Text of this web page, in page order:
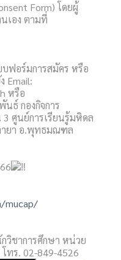
Form) โดยผู้
เอง ตามที่
บฟอร์มการสมัคร หรือ
Email:
หรือ
ธ์ กองกิจการ
ศูนย์การเรียนรู้มหิดล
ยา อ.พุทธมณฑล
mucap/
วิชาการศึกษา หน่วย
ทร. 02-849-4526